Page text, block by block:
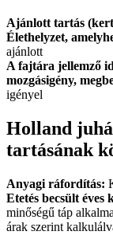
Ajánlott tartás
Élethelyzet,
ajánlott
A fajtára jellemző
mozgásigény,
igényel
Holland
tartásának
Anyagi ráfordítás:
Etetés becsült éves
minőségű táp
árak szerint